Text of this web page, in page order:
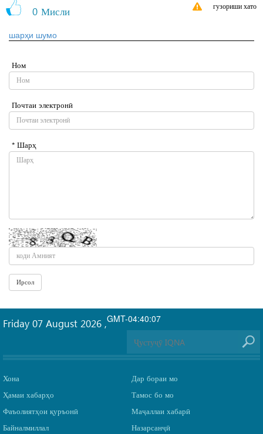
0 Мисли гузориши хато
шарҳи шумо
Ном
Почтаи электронӣ
* Шарҳ
GMT-04:40:07
Friday 07 August 2026 ,
Хона
Ҳамаи хабарҳо
Фаъолиятҳои қуръонӣ
Байналмиллал
Дар бораи мо
Тамос бо мо
Маҷаллаи хабарӣ
Назарсанҷӣ